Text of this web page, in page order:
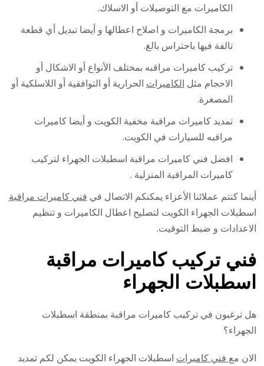
الكاميرات مع التوصيلات أو الاسلاك.
برمجة الكاميرات و اصلاح اعطالها و أيضا تبديل أي قطعة
تالفة فيها باحتراس بالغ.
تركيب كاميرات مراقبه بمختلف الأنواع أو الاشكال أو
الاحجام مثل الكاميرات الحرارية أو التوافقية أو اللاسلكية أو
المصغرة.
تمديد كاميرات مراقبة مخفية الكويت و أيضا كاميرات
مراقبه للسيارات في الكويت.
افضل فني كاميرات مراقبة اسطبلات الجهراء لتركيب
كاميرات المراقبة المنزلية .
أينما كنتم عملائنا الأعزاء يمكنكم الاتصال في فني كاميرات مراقبة
اسطبلات الجهراء الكويت لتصليح اعطال الكاميرات و تنظيم
الاعدادات و ضبط التوقيت.
فني تركيب كاميرات مراقبة
اسطبلات الجهراء
هل ترغبون في تركيب كاميرات مراقبة بمنطقة اسطبلات
الجهراء؟
الان مع فني كاميرات اسطبلات الجهراء الكويت يمكن لكم تمديد